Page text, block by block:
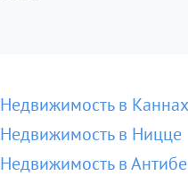
Недвижимость в Каннах
Недвижимость в Ницце
Недвижимость в Антибе